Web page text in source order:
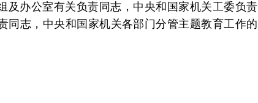
及办公室有关负责同志，中央和国家机关工委负责
同志，中央和国家机关各部门分管主题教育工作的